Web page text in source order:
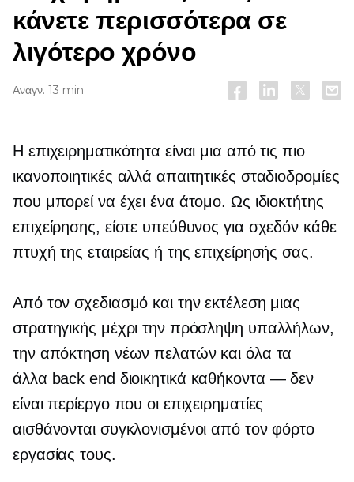
κάνετε περισσότερα σε
λιγότερο χρόνο
Αναγν. 13 min
Η επιχειρηματικότητα είναι μια από τις πιο
ικανοποιητικές αλλά απαιτητικές σταδιοδρομίες
που μπορεί να έχει ένα άτομο. Ως ιδιοκτήτης
επιχείρησης, είστε υπεύθυνος για σχεδόν κάθε
πτυχή της εταιρείας ή της επιχείρησής σας.
Από τον σχεδιασμό και την εκτέλεση μιας
στρατηγικής μέχρι την πρόσληψη υπαλλήλων,
την απόκτηση νέων πελατών και όλα τα
άλλα back end διοικητικά καθήκοντα — δεν
είναι περίεργο που οι επιχειρηματίες
αισθάνονται συγκλονισμένοι από τον φόρτο
εργασίας τους.